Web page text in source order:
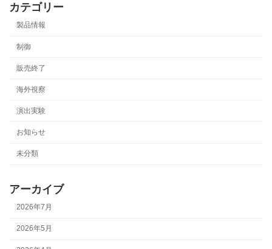
カテゴリー
製品情報
制御
販売終了
海外視察
演出実験
お知らせ
未分類
アーカイブ
2026年7月
2026年5月